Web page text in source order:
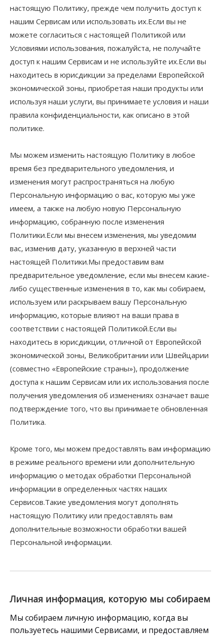
настоящую Политику, прежде чем получить доступ к
нашим Сервисам или использовать их.Если вы не
можете согласиться с настоящей Политикой или
Условиями использования, пожалуйста, не получайте
доступ к нашим Сервисам и не используйте их.Если вы
находитесь в юрисдикции за пределами Европейской
экономической зоны, приобретая наши продукты или
используя наши услуги, вы принимаете условия и наши
правила конфиденциальности, как описано в этой
политике.
Мы можем изменить настоящую Политику в любое
время без предварительного уведомления, и
изменения могут распространяться на любую
Персональную информацию о вас, которую мы уже
имеем, а также на любую новую Персональную
информацию, собранную после изменения
Политики.Если мы внесем изменения, мы уведомим
вас, изменив дату, указанную в верхней части
настоящей Политики.Мы предоставим вам
предварительное уведомление, если мы внесем какие-
либо существенные изменения в то, как мы собираем,
используем или раскрываем вашу Персональную
информацию, которые влияют на ваши права в
соответствии с настоящей Политикой.Если вы
находитесь в юрисдикции, отличной от Европейской
экономической зоны, Великобритании или Швейцарии
(совместно «Европейские страны»), продолжение
доступа к нашим Сервисам или их использования после
получения уведомления об изменениях означает ваше
подтверждение того, что вы принимаете обновленная
Политика.
Кроме того, мы можем предоставлять вам информацию
в режиме реального времени или дополнительную
информацию о методах обработки Персональной
информации в определенных частях наших
Сервисов.Такие уведомления могут дополнять
настоящую Политику или предоставлять вам
дополнительные возможности обработки вашей
Персональной информации.
Личная информация, которую мы собираем
Мы собираем личную информацию, когда вы
пользуетесь нашими Сервисами, и предоставляем